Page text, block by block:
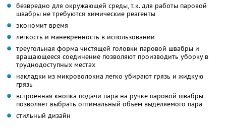
безвредно для окружающей среды, т.к. для работы паровой
швабры не требуются химические реагенты
экономит время
легкость и маневренность в использовании
треугольная форма чистящей головки паровой швабры и
вращающееся соединение позволяют производить уборку в
труднодоступных местах
накладки из микроволокна легко убирают грязь и жидкую
грязь
встроенная кнопка подачи пара на ручке паровой швабры
позволяет выбрать оптимальный объем выделяемого пара
стильный дизайн